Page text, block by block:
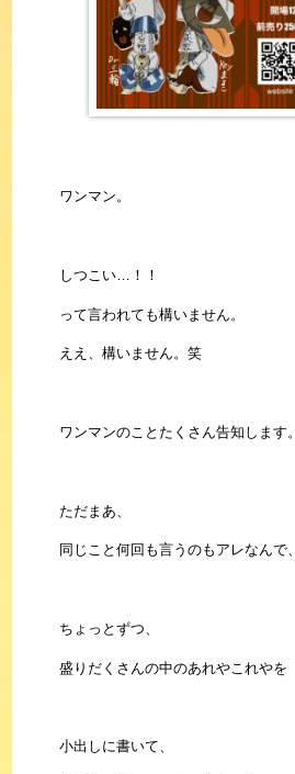
ワンマン。
しつこい…！！
って言われても構いません。
ええ、構いません。笑
ワンマンのことたくさん告知します。
ただまあ、
同じこと何回も言うのもアレなんで、
ちょっとずつ、
盛りだくさんの中のあれやこれやを
小出しに書いて、